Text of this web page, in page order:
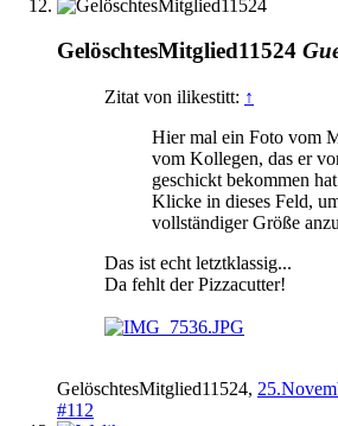
GelöschtesMitglied11524
Zitat von ilikestitt: ↑
Hier mal ein Foto vom
vom Kollegen, das er
geschickt bekommen hat
Klicke in dieses Feld,
vollständiger Größe
Das ist echt letztklassig...
Da fehlt der Pizzacutter!
GelöschtesMitglied11524,
#112